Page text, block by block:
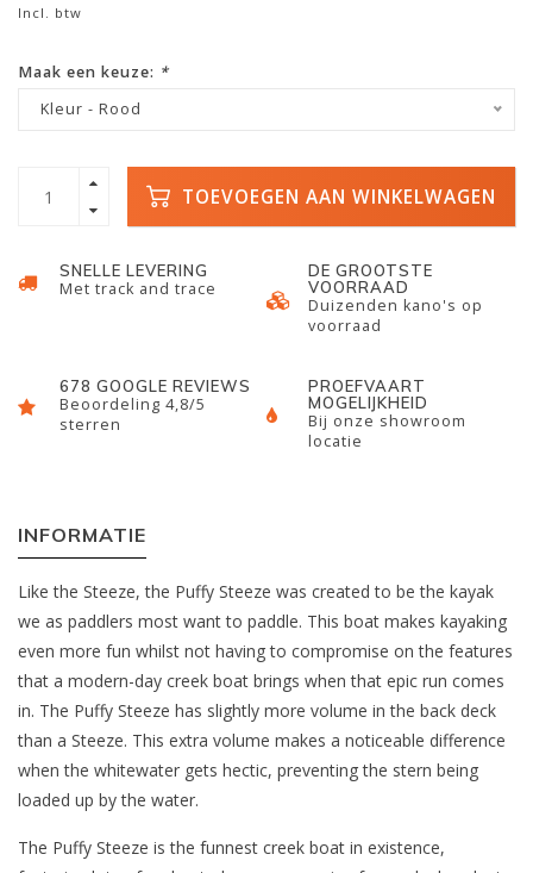
Incl. btw
Maak een keuze: *
Kleur - Rood
TOEVOEGEN AAN WINKELWAGEN
SNELLE LEVERING
Met track and trace
DE GROOTSTE
VOORRAAD
Duizenden kano's op
voorraad
678 GOOGLE REVIEWS
Beoordeling 4,8/5
sterren
PROEFVAART
MOGELIJKHEID
Bij onze showroom
locatie
INFORMATIE
Like the Steeze, the Puffy Steeze was created to be the kayak
we as paddlers most want to paddle. This boat makes kayaking
even more fun whilst not having to compromise on the features
that a modern-day creek boat brings when that epic run comes
in. The Puffy Steeze has slightly more volume in the back deck
than a Steeze. This extra volume makes a noticeable difference
when the whitewater gets hectic, preventing the stern being
loaded up by the water.
The Puffy Steeze is the funnest creek boat in existence,